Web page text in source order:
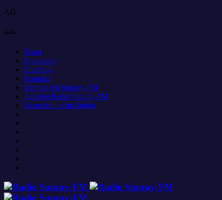
AD
radio
Team
Programm
Empfang
Kontakt
Werben bei Sunray-FM
Jobs bei Radio Sunray-FM
Besuche uns im Studio